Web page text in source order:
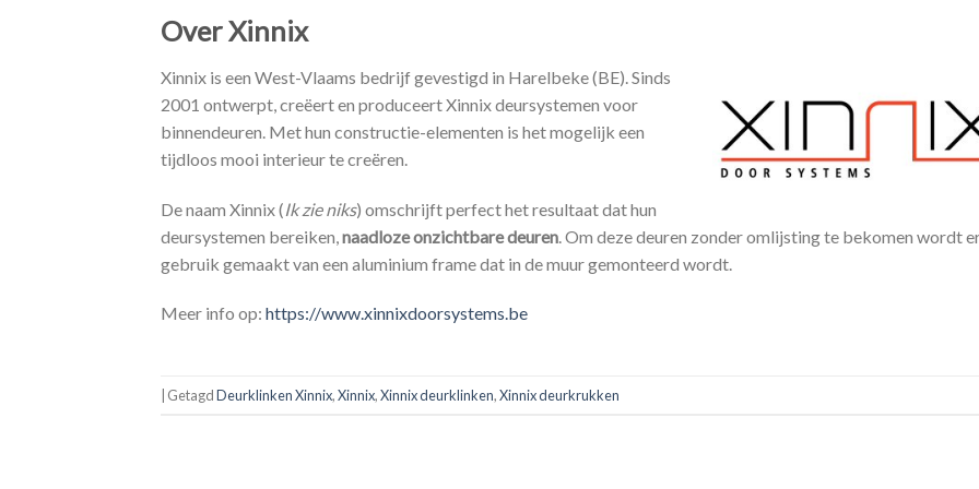
Over Xinnix
Xinnix is een West-Vlaams bedrijf gevestigd in Harelbeke (BE). Sinds
2001 ontwerpt, creëert en produceert Xinnix deursystemen voor
binnendeuren. Met hun constructie-elementen is het mogelijk een
tijdloos mooi interieur te creëren.
De naam Xinnix (Ik zie niks) omschrijft perfect het resultaat dat hun
deursystemen bereiken, naadloze onzichtbare deuren . Om deze deuren zonder omlijsting te bekomen wordt
gebruik gemaakt van een aluminium frame dat in de muur gemonteerd wordt.
Meer info op: https://www.xinnixdoorsystems.be
| GetagdDeurklinken Xinnix,Xinnix,Xinnix deurklinken,Xinnix deurkrukken